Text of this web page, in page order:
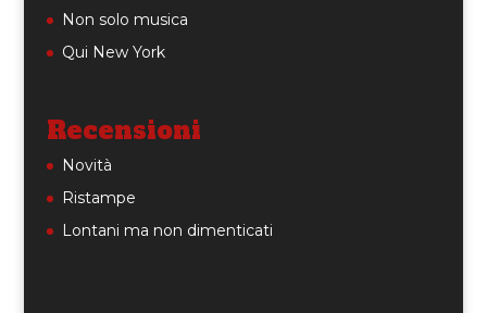
Non solo musica
Qui New York
Recensioni
Novità
Ristampe
Lontani ma non dimenticati